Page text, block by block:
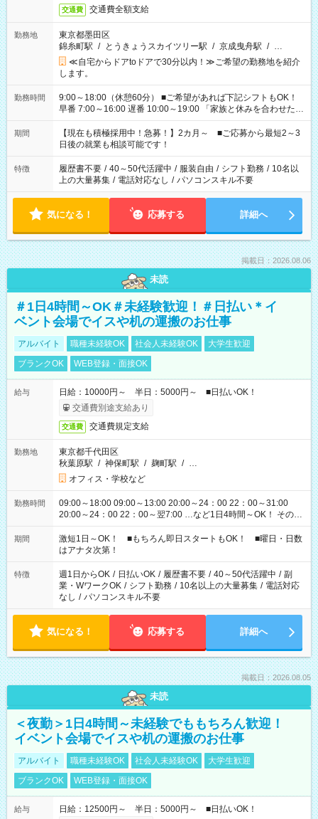
交通費 交通費全額支給
勤務地
東京都墨田区
錦糸町駅 / とうきょうスカイツリー駅 / 京成曳舟駅 / …
≪自宅からドアtoドアで30分以内！≫ご希望の勤務地を紹介
します。
勤務時間
9:00～18:00（休憩60分） ■ご希望があれば下記シフトもOK！
早番 7:00～16:00 遅番 10:00～19:00 「家族と休みを合わせた
い」 「余裕を持って夕飯の準備がしたい」 「できれば残業はし
たくない」 など、ご希望を教えてくださいね。 ※Wワーク希望
の方へ 今ご覧のお仕事で希望する勤務時間と、もう1つのお仕事
の勤務時間。 合計で週40時間を超える場合は応募できません。
期間
【現在も積極採用中！急募！】2カ月～ ■ご応募から最短2～3
日後の就業も相談可能です！
特徴 履歴書不要 / 40～50代活躍中 / 服装自由 / シフト勤務 / 10名以
上の大量募集 / 電話対応なし / パソコンスキル不要
気になる！ 応募する 詳細へ
掲載日：2026.08.06
未読
＃1日4時間～OK＃未経験歓迎！＃日払い＊イ
ベント会場でイスや机の運搬のお仕事
アルバイト 職種未経験OK 社会人未経験OK
大学生歓迎
ブランクOK
WEB登録・面接OK
給与
日給：10000円～ 半日：5000円～ ■日払いOK！
交通費別途支給あり
交通費 交通費規定支給
勤務地
東京都千代田区
秋葉原駅 / 神保町駅 / 麹町駅 / …
オフィス・学校など
勤務時間
09:00～18:00 09:00～13:00 20:00～24：00 22：00～31:00
20:00～24：00 22：00～翌7:00 …など1日4時間～OK！ その他
シフトもございます！ お気軽にご相談ください！
期間
激短1日～OK！ ■もちろん即日スタートもOK！ ■曜日・日数
はアナタ次第！
特徴 週1日からOK / 日払いOK / 履歴書不要 / 40～50代活躍中 / 副
業・WワークOK / シフト勤務 / 10名以上の大量募集 / 電話対応
なし / パソコンスキル不要
気になる！ 応募する 詳細へ
掲載日：2026.08.05
未読
＜夜勤＞1日4時間～未経験でももちろん歓迎！
イベント会場でイスや机の運搬のお仕事
アルバイト 職種未経験OK 社会人未経験OK
大学生歓迎
ブランクOK
WEB登録・面接OK
給与
日給：12500円～ 半日：5000円～ ■日払いOK！